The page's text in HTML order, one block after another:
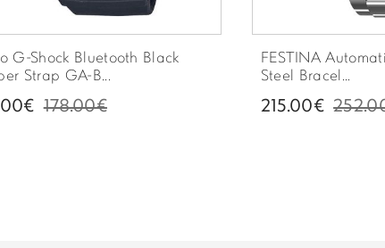
G-Shock Bluetooth Black
Strap GA-B...
178.00€
FESTINA
Steel Bracel...
215.00€